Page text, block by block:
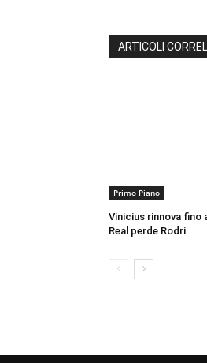
ARTICOLI
Primo Piano
Vinicius rinnova fino
Real perde Rodri